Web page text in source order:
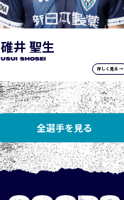
碓井 聖生
USUI Shosei
詳しく見る →
全選手を見る